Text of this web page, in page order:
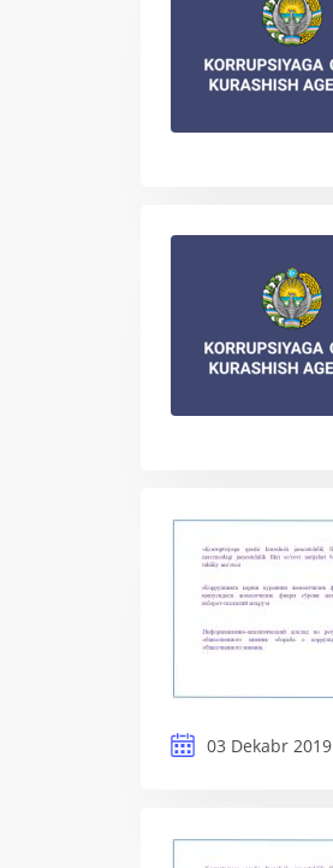
03 Dekabr 2019